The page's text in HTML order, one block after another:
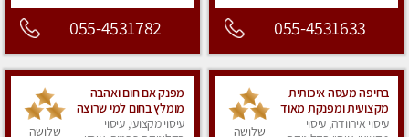
055-4531633
055-4531782
בחיפה מעסה איכותית
מקצועית ומפנקת מאוד
עיסוי אירוודה, עיסוי
שלושה
מפנק אם חום ואהבה
מומלץ בחום למי שרוצה
להירגע- מומלץ לחלוטין!
עיסוי מקצועי, עיסוי
שלושה